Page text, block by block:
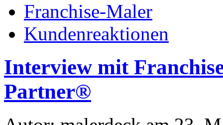
Franchise-Maler
Kundenreaktionen
Interview mit
Partner®